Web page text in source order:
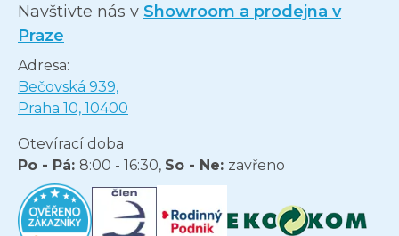
Navštivte nás v Showroom a prodejna v
Praze
Adresa:
Bečovská 939,
Praha 10, 10400
Otevírací doba
Po - Pá: 8:00 - 16:30, So - Ne: zavřeno